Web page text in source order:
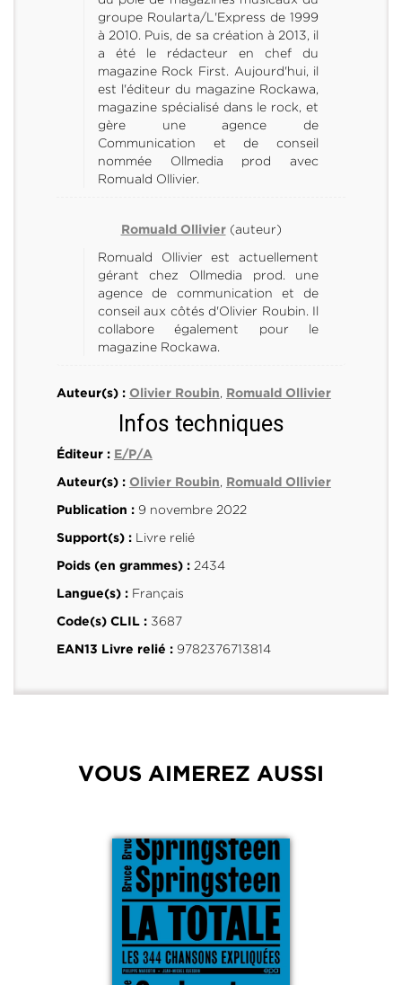
groupe Roularta/L'Express de 1999
à 2010. Puis, de sa création à 2013, il
a été le rédacteur en chef du
magazine Rock First. Aujourd'hui, il
est l'éditeur du magazine Rockawa,
magazine spécialisé dans le rock, et
gère une agence de
Communication et de conseil
nommée Ollmedia prod avec
Romuald Ollivier.
Romuald Ollivier(auteur)
Romuald Ollivier est actuellement
gérant chez Ollmedia prod. une
agence de communication et de
conseil aux côtés d'Olivier Roubin. Il
collabore également pour le
magazine Rockawa.
Auteur(s) : Olivier Roubin, Romuald Ollivier
Infos techniques
Éditeur : E/P/A
Auteur(s) : Olivier Roubin, Romuald Ollivier
Publication :9 novembre 2022
Support(s) :Livre relié
Poids (en grammes) :2434
Langue(s) :Français
Code(s) CLIL :3687
EAN13 Livre relié :9782376713814
VOUS AIMEREZ AUSSI